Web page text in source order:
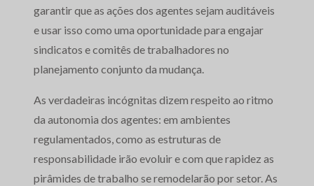
garantir que as ações dos agentes sejam auditáveis
e usar isso como uma oportunidade para engajar
sindicatos e comitês de trabalhadores no
planejamento conjunto da mudança.
As verdadeiras incógnitas dizem respeito ao ritmo
da autonomia dos agentes: em ambientes
regulamentados, como as estruturas de
responsabilidade irão evoluir e com que rapidez as
pirâmides de trabalho se remodelarão por setor. As